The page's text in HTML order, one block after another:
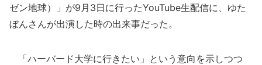
ゼン地球）」が9月3日に行ったYouTube生配信に、ゆた
ぼんさんが出演した時の出来事だった。
「ハーバード大学に行きたい」という意向を示しつつ